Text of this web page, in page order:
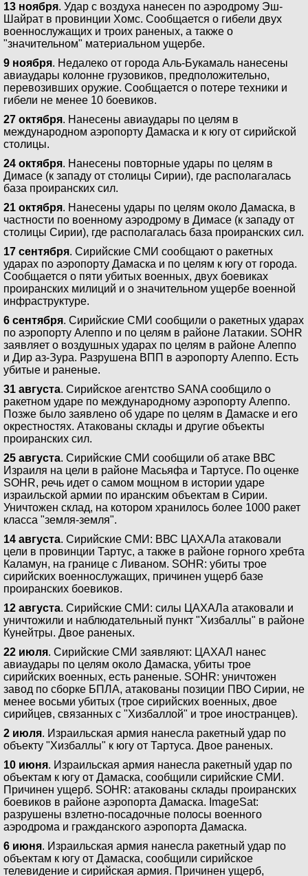
13 ноября. Удар с воздуха нанесен по аэродрому Эш-
Шайрат в провинции Хомс. Сообщается о гибели двух
военнослужащих и троих раненых, а также о
"значительном" материальном ущербе.
9 ноября. Недалеко от города Аль-Букамаль нанесены
авиаудары колонне грузовиков, предположительно,
перевозивших оружие. Сообщается о потере техники и
гибели не менее 10 боевиков.
27 октября. Нанесены авиаудары по целям в
международном аэропорту Дамаска и к югу от сирийской
столицы.
24 октября. Нанесены повторные удары по целям в
Димасе (к западу от столицы Сирии), где располагалась
база проиранских сил.
21 октября. Нанесены удары по целям около Дамаска, в
частности по военному аэродрому в Димасе (к западу от
столицы Сирии), где располагалась база проиранских сил.
17 сентября. Сирийские СМИ сообщают о ракетных
ударах по аэропорту Дамаска и по целям к югу от города.
Сообщается о пяти убитых военных, двух боевиках
проиранских милиций и о значительном ущербе военной
инфраструктуре.
6 сентября. Сирийские СМИ сообщили о ракетных ударах
по аэропорту Алеппо и по целям в районе Латакии. SOHR
заявляет о воздушных ударах по целям в районе Алеппо
и Дир аз-Зура. Разрушена ВПП в аэропорту Алеппо. Есть
убитые и раненые.
31 августа. Сирийское агентство SANA сообщило о
ракетном ударе по международному аэропорту Алеппо.
Позже было заявлено об ударе по целям в Дамаске и его
окрестностях. Атакованы склады и другие объекты
проиранских сил.
25 августа. Сирийские СМИ сообщили об атаке ВВС
Израиля на цели в районе Масьяфа и Тартусе. По оценке
SOHR, речь идет о самом мощном в истории ударе
израильской армии по иранским объектам в Сирии.
Уничтожен склад, на котором хранилось более 1000 ракет
класса "земля-земля".
14 августа. Сирийские СМИ: ВВС ЦАХАЛа атаковали
цели в провинции Тартус, а также в районе горного хребта
Каламун, на границе с Ливаном. SOHR: убиты трое
сирийских военнослужащих, причинен ущерб базе
проиранских боевиков.
12 августа. Сирийские СМИ: силы ЦАХАЛа атаковали и
уничтожили и наблюдательный пункт "Хизбаллы" в районе
Кунейтры. Двое раненых.
22 июля. Сирийские СМИ заявляют: ЦАХАЛ нанес
авиаудары по целям около Дамаска, убиты трое
сирийских военных, есть раненые. SOHR: уничтожен
завод по сборке БПЛА, атакованы позиции ПВО Сирии, не
менее восьми убитых (трое сирийских военных, двое
сирийцев, связанных с "Хизбаллой" и трое иностранцев).
2 июля. Израильская армия нанесла ракетный удар по
объекту "Хизбаллы" к югу от Тартуса. Двое раненых.
10 июня. Израильская армия нанесла ракетный удар по
объектам к югу от Дамаска, сообщили сирийские СМИ.
Причинен ущерб. SOHR: атакованы склады проиранских
боевиков в районе аэропорта Дамаска. ImageSat:
разрушены взлетно-посадочные полосы военного
аэродрома и гражданского аэропорта Дамаска.
6 июня. Израильская армия нанесла ракетный удар по
объектам к югу от Дамаска, сообщили сирийское
телевидение и сирийская армия. Причинен ущерб,